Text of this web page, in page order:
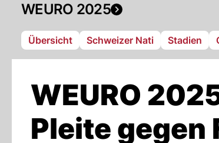
WEURO 2025
Übersicht Schweizer Nati Stadien
WEURO
Pleite gegen